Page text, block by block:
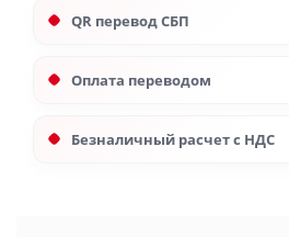
QR перевод СБП
Оплата переводом
Безналичный расчет с НДС